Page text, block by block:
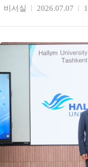
교류회'를 개최했다. 최
비서실 2026.07.07